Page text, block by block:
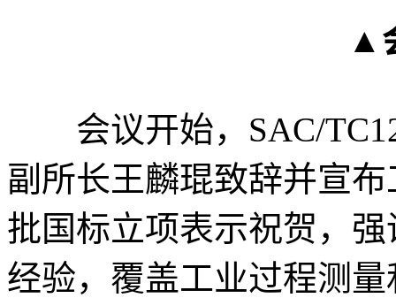
▲
会议开始，SAC/
副所长王麟琨致辞并宣
批国标立项表示祝贺，
经验，覆盖工业过程测